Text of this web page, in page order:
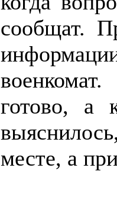
сообщат.
готово, а
месте, а